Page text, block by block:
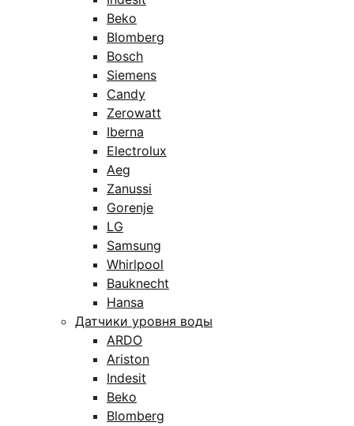
Beko
Blomberg
Bosch
Siemens
Candy
Zerowatt
Iberna
Electrolux
Aeg
Zanussi
Gorenje
LG
Samsung
Whirlpool
Bauknecht
Hansa
Датчики уровня воды
ARDO
Ariston
Indesit
Beko
Blomberg